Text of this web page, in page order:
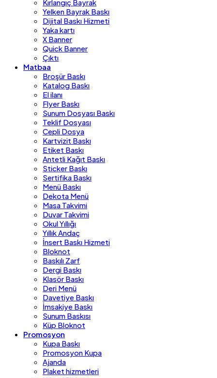
Kırlangıç Bayrak
Yelken Bayrak Baskı
Dijital Baskı Hizmeti
Yaka kartı
X Banner
Quick Banner
Çıktı
Matbaa
Broşür Baskı
Katalog Baskı
El ilanı
Flyer Baskı
Sunum Dosyası Baskı
Teklif Dosyası
Cepli Dosya
Kartvizit Baskı
Etiket Baskı
Antetli Kağıt Baskı
Sticker Baskı
Sertifika Baskı
Menü Baskı
Dekota Menü
Masa Takvimi
Duvar Takvimi
Okul Yıllığı
Yıllık Andaç
İnsert Baskı Hizmeti
Bloknot
Baskılı Zarf
Dergi Baskı
Klasör Baskı
Deri Menü
Davetiye Baskı
İmsakiye Baskı
Sunum Baskısı
Küp Bloknot
Promosyon
Kupa Baskı
Promosyon Kupa
Ajanda
Plaket hizmetleri